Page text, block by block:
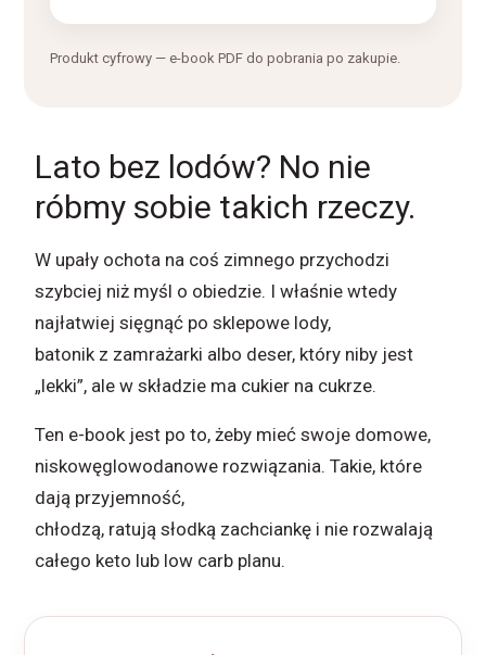
Produkt cyfrowy — e-book PDF do pobrania po zakupie.
Lato bez lodów? No nie
róbmy sobie takich rzeczy.
W upały ochota na coś zimnego przychodzi
szybciej niż myśl o obiedzie. I właśnie wtedy
najłatwiej sięgnąć po sklepowe lody,
batonik z zamrażarki albo deser, który niby jest
„lekki”, ale w składzie ma cukier na cukrze.
Ten e-book jest po to, żeby mieć swoje domowe,
niskowęglowodanowe rozwiązania. Takie, które
dają przyjemność,
chłodzą, ratują słodką zachciankę i nie rozwalają
całego keto lub low carb planu.